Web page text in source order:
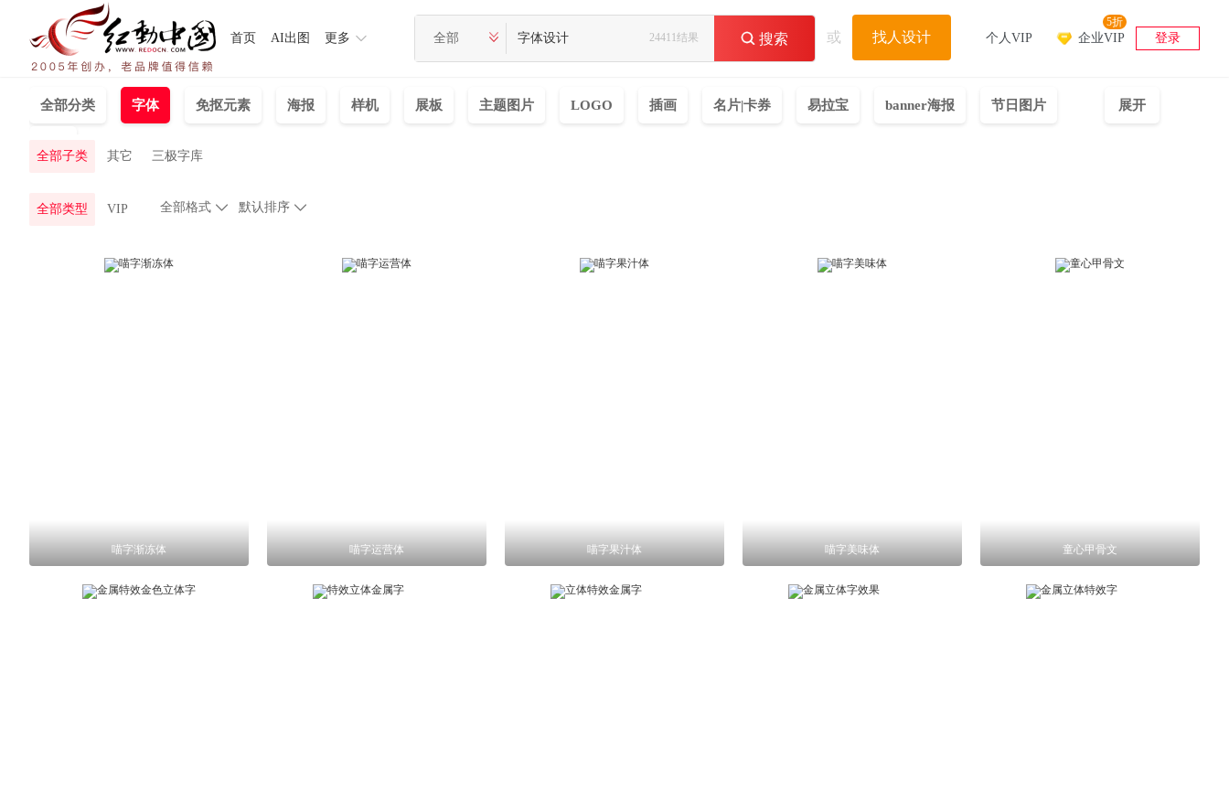
首页 AI出图 更多 全部  搜索
24411结果 或 找人设计 个人VIP 企业VIP
5折
登录
全部分类 字体 免抠元素 海报 样机 展板 主题图片 LOGO 插画 名片|卡券 易拉宝 banner海报 节日图片 展开
全部子类 其它 三极字库
全部类型 VIP 
全部格式 默认排序 
喵字渐冻体 喵字运营体 喵字果汁体 喵字美味体 童心甲骨文